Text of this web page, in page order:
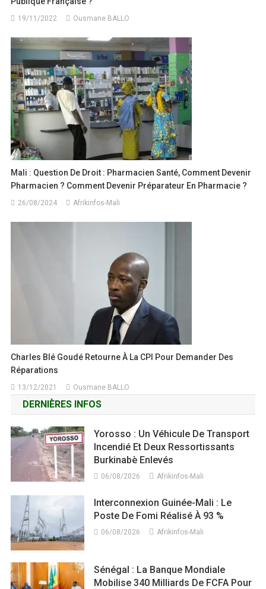
19/11/2022 Ousmane BALLO
Mali : Question De Droit : Pharmacien Santé, Comment Devenir
Pharmacien ? Comment Devenir Préparateur En Pharmacie ?
26/08/2024 Afrikinfos-Mali
Charles Blé Goudé Retourne À La CPI Pour Demander Des
Réparations
13/12/2021 Ousmane BALLO
DERNIÈRES INFOS
Yorosso : Un Véhicule De Transport
Incendié Et Deux Ressortissants
Burkinabè Enlevés
06/08/2026 Afrikinfos-Mali
Interconnexion Guinée-Mali : Le
Poste De Fomi Réalisé À 93 %
06/08/2026 Afrikinfos-Mali
Sénégal : La Banque Mondiale
Mobilise 340 Milliards De FCFA Pour